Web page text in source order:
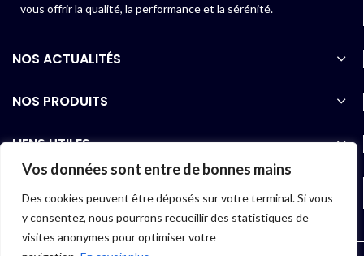
Vos données sont entre de bonnes mains
Des cookies peuvent être déposés sur votre terminal. Si vous
y consentez, nous pourrons recueillir des statistiques de
visites anonymes pour optimiser votre
vous offrir la qualité, la performance et la sérénité.
NOS ACTUALITÉS
NOS PRODUITS
LIENS UTILES